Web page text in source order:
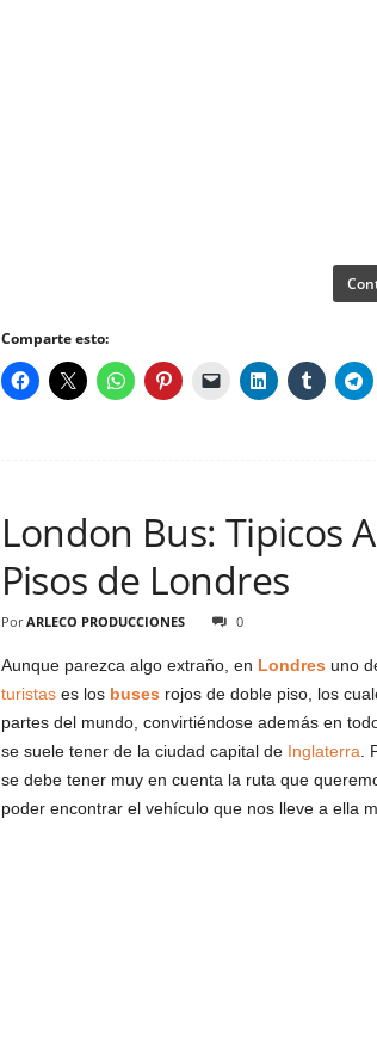
Comparte esto:
London Bus: Tipicos
Pisos de Londres
Por ARLECO PRODUCCIONES 0
Aunque parezca algo extraño, en Londres uno
turistases los buses rojos de doble piso, los
partes del mundo, convirtiéndose además en
se suele tener de la ciudad capital de Inglaterra .
se debe tener muy en cuenta la ruta que
poder encontrar el vehículo que nos lleve a ella